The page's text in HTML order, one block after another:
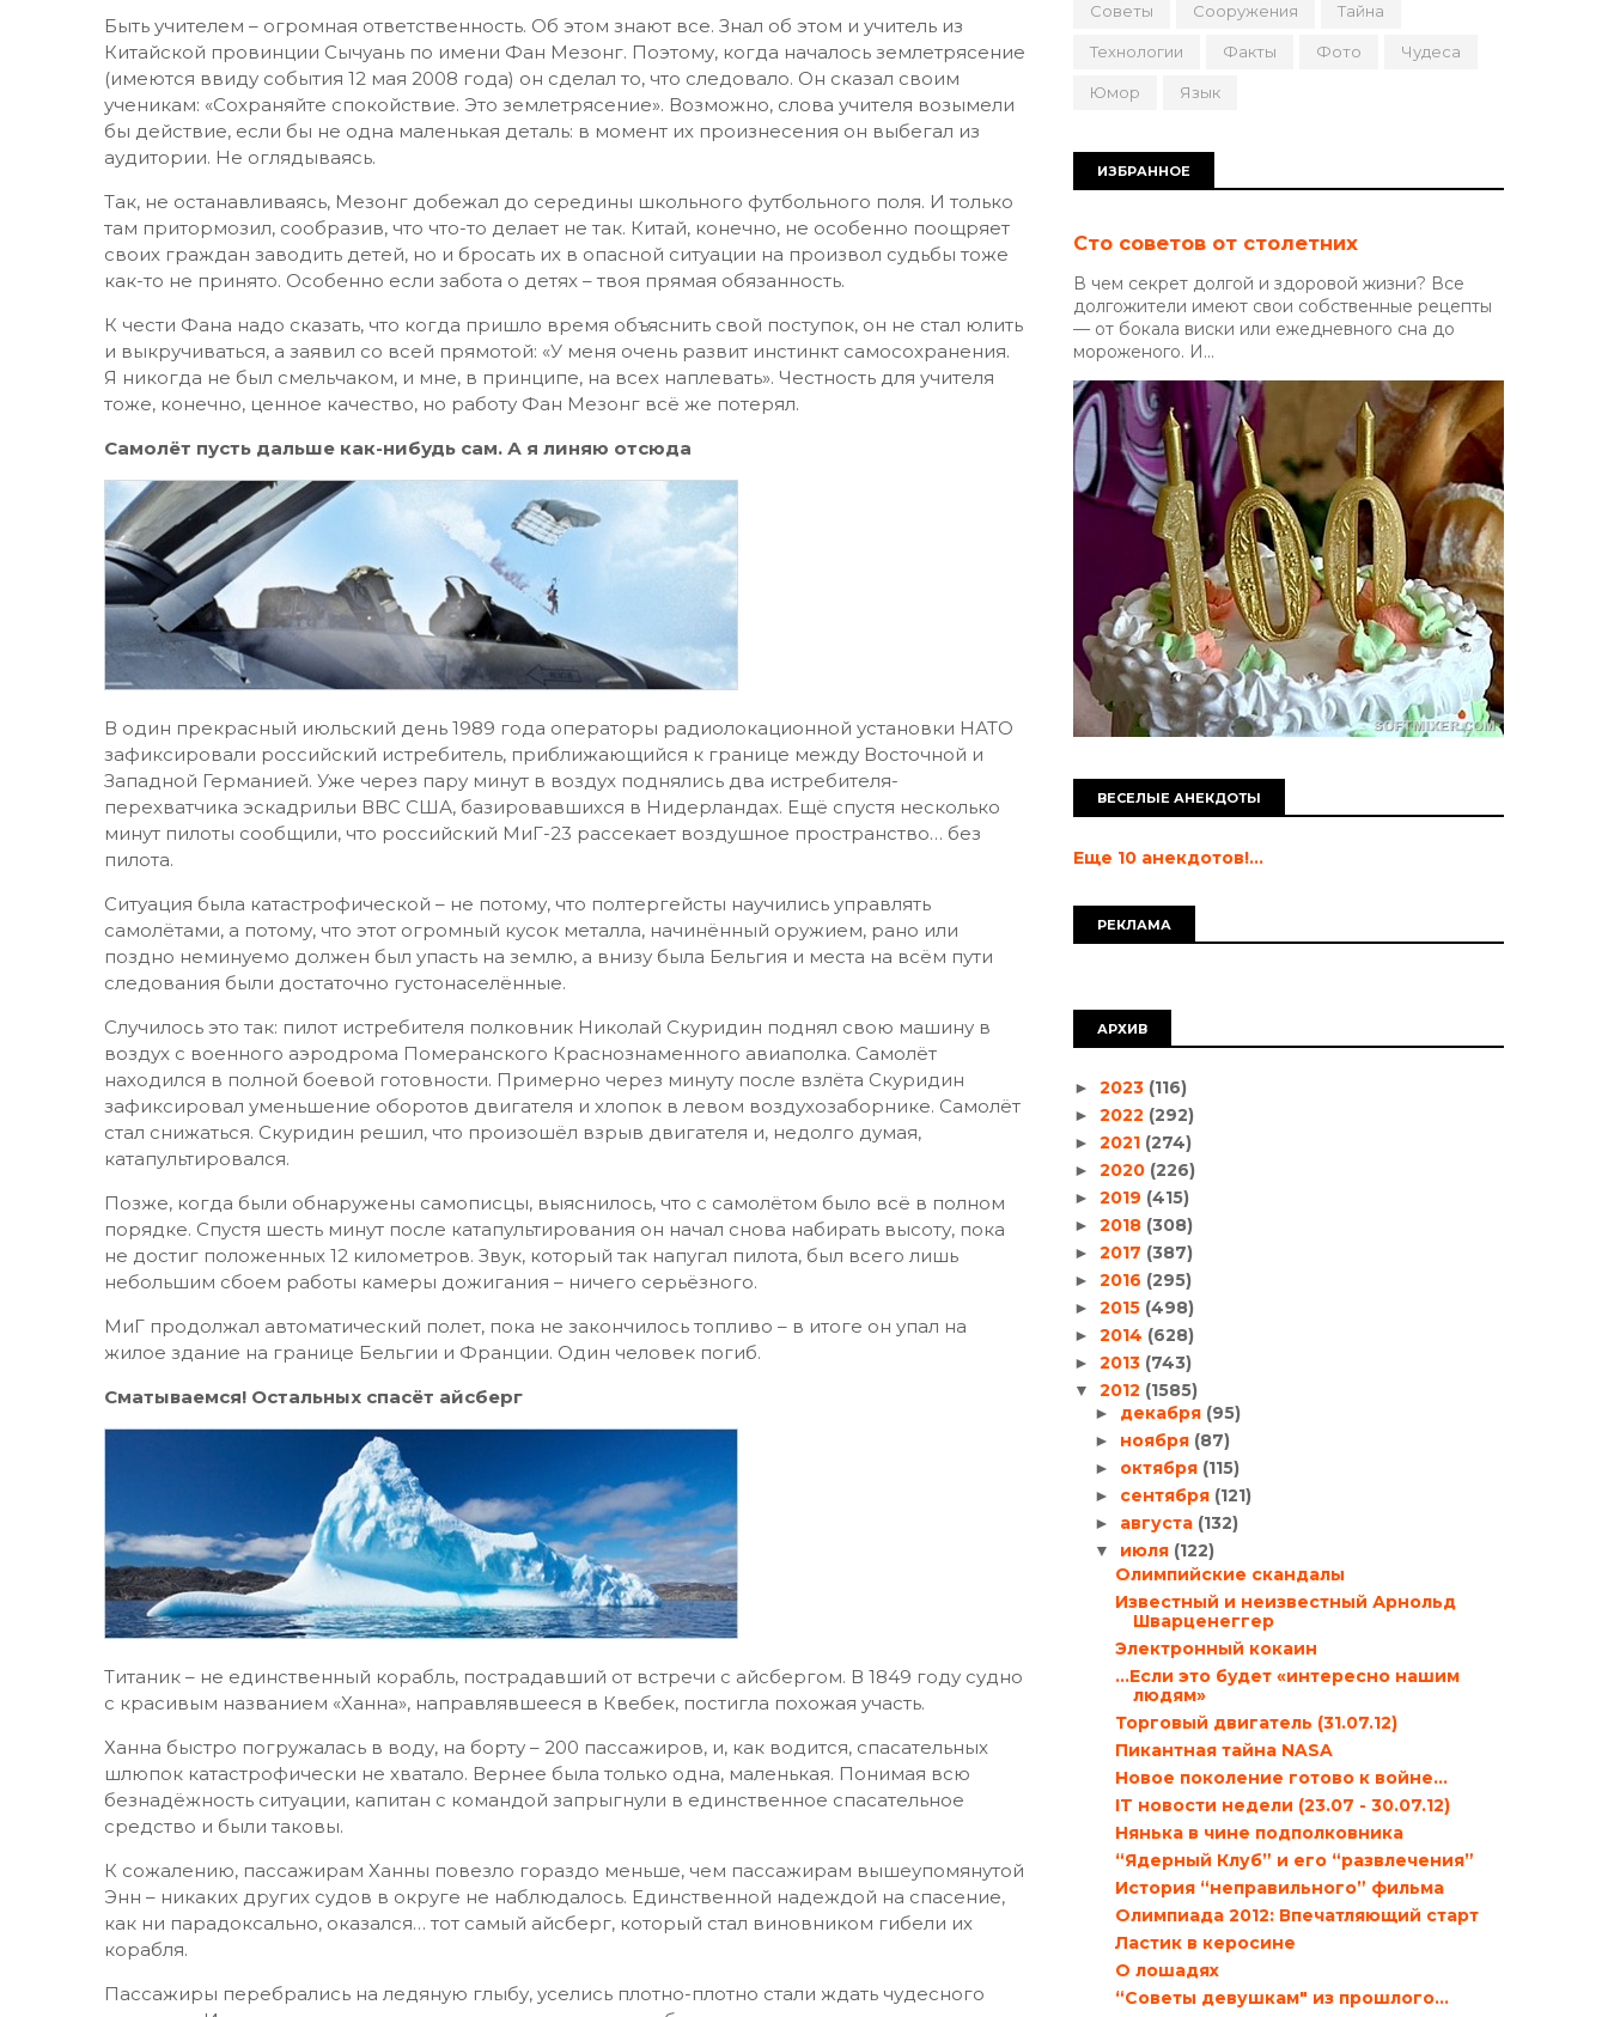
Быть учителем – огромная ответственность. Об этом знают все. Знал об этом и учитель из
Китайской провинции Сычуань по имени Фан Мезонг. Поэтому, когда началось землетрясение
(имеются ввиду события 12 мая 2008 года) он сделал то, что следовало. Он сказал своим
ученикам: «Сохраняйте спокойствие. Это землетрясение». Возможно, слова учителя возымели
бы действие, если бы не одна маленькая деталь: в момент их произнесения он выбегал из
аудитории. Не оглядываясь.
Так, не останавливаясь, Мезонг добежал до середины школьного футбольного поля. И только
там притормозил, сообразив, что что-то делает не так. Китай, конечно, не особенно поощряет
своих граждан заводить детей, но и бросать их в опасной ситуации на произвол судьбы тоже
как-то не принято. Особенно если забота о детях – твоя прямая обязанность.
К чести Фана надо сказать, что когда пришло время объяснить свой поступок, он не стал юлить
и выкручиваться, а заявил со всей прямотой: «У меня очень развит инстинкт самосохранения.
Я никогда не был смельчаком, и мне, в принципе, на всех наплевать». Честность для учителя
тоже, конечно, ценное качество, но работу Фан Мезонг всё же потерял.
Самолёт пусть дальше как-нибудь сам. А я линяю отсюда
В один прекрасный июльский день 1989 года операторы радиолокационной установки НАТО
зафиксировали российский истребитель, приближающийся к границе между Восточной и
Западной Германией. Уже через пару минут в воздух поднялись два истребителя-
перехватчика эскадрильи ВВС США, базировавшихся в Нидерландах. Ещё спустя несколько
минут пилоты сообщили, что российский МиГ-23 рассекает воздушное пространство… без
пилота.
Ситуация была катастрофической – не потому, что полтергейсты научились управлять
самолётами, а потому, что этот огромный кусок металла, начинённый оружием, рано или
поздно неминуемо должен был упасть на землю, а внизу была Бельгия и места на всём пути
следования были достаточно густонаселённые.
Случилось это так: пилот истребителя полковник Николай Скуридин поднял свою машину в
воздух с военного аэродрома Померанского Краснознаменного авиаполка. Самолёт
находился в полной боевой готовности. Примерно через минуту после взлёта Скуридин
зафиксировал уменьшение оборотов двигателя и хлопок в левом воздухозаборнике. Самолёт
стал снижаться. Скуридин решил, что произошёл взрыв двигателя и, недолго думая,
катапультировался.
Позже, когда были обнаружены самописцы, выяснилось, что с самолётом было всё в полном
порядке. Спустя шесть минут после катапультирования он начал снова набирать высоту, пока
не достиг положенных 12 километров. Звук, который так напугал пилота, был всего лишь
небольшим сбоем работы камеры дожигания – ничего серьёзного.
МиГ продолжал автоматический полет, пока не закончилось топливо – в итоге он упал на
жилое здание на границе Бельгии и Франции. Один человек погиб.
Сматываемся! Остальных спасёт айсберг
Титаник – не единственный корабль, пострадавший от встречи с айсбергом. В 1849 году судно
с красивым названием «Ханна», направлявшееся в Квебек, постигла похожая участь.
Ханна быстро погружалась в воду, на борту ­– 200 пассажиров, и, как водится, спасательных
шлюпок катастрофически не хватало. Вернее была только одна, маленькая. Понимая всю
безнадёжность ситуации, капитан с командой запрыгнули в единственное спасательное
средство и были таковы.
К сожалению, пассажирам Ханны повезло гораздо меньше, чем пассажирам вышеупомянутой
Энн – никаких других судов в округе не наблюдалось. Единственной надеждой на спасение,
как ни парадоксально, оказался… тот самый айсберг, который стал виновником гибели их
корабля.
Пассажиры перебрались на ледяную глыбу, уселись плотно-плотно стали ждать чудесного
Советы Сооружения Тайна
Технологии Факты Фото Чудеса
Юмор Язык
ИЗБРАННОЕ
Сто советов от столетних
В чем секрет долгой и здоровой жизни? Все
долгожители имеют свои собственные рецепты
— от бокала виски или ежедневного сна до
мороженого. И...
ВЕСЕЛЫЕ АНЕКДОТЫ
Еще 10 анекдотов!...
РЕКЛАМА
АРХИВ
► 2023 (116)
► 2022 (292)
► 2021 (274)
► 2020 (226)
► 2019 (415)
► 2018 (308)
► 2017 (387)
► 2016 (295)
► 2015 (498)
► 2014 (628)
► 2013 (743)
▼ 2012 (1585)
► декабря (95)
► ноября (87)
► октября (115)
► сентября (121)
► августа (132)
▼ июля (122)
Олимпийские скандалы
Известный и неизвестный Арнольд
Шварценеггер
Электронный кокаин
…Если это будет «интересно нашим
людям»
Торговый двигатель (31.07.12)
Пикантная тайна NASA
Новое поколение готово к войне…
IT новости недели (23.07 - 30.07.12)
Нянька в чине подполковника
“Ядерный Клуб” и его “развлечения”
История “неправильного” фильма
Олимпиада 2012: Впечатляющий старт
Ластик в керосине
О лошадях
“Советы девушкам" из прошлого…